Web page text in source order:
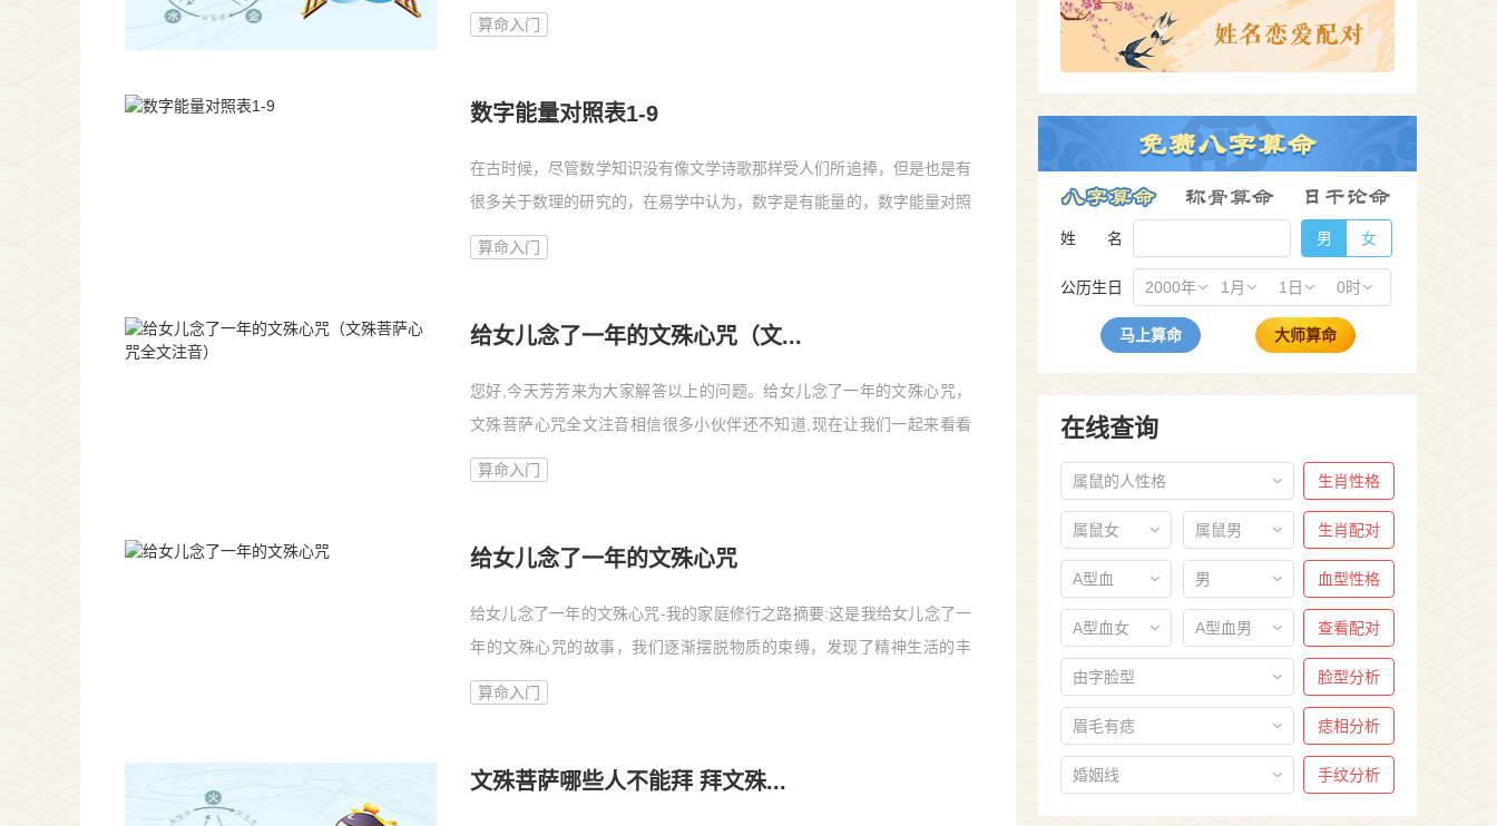
算命入门
数字能量对照表1-9
在古时候，尽管数学知识没有像文学诗歌那样受人们所追捧，但是也是有
很多关于数理的研究的，在易学中认为，数字是有能量的，数字能量对照
表...
算命入门
给女儿念了一年的文殊心咒（文...
您好,今天芳芳来为大家解答以上的问题。给女儿念了一年的文殊心咒，
文殊菩萨心咒全文注音相信很多小伙伴还不知道,现在让我们一起来看看
吧！...
算命入门
给女儿念了一年的文殊心咒
给女儿念了一年的文殊心咒-我的家庭修行之路摘要:这是我给女儿念了一
年的文殊心咒的故事，我们逐渐摆脱物质的束缚，发现了精神生活的丰
富。...
算命入门
文殊菩萨哪些人不能拜 拜文殊...
姓 名 男 女
公历生日 2000年 1月 1日 0时
马上算命 大师算命
在线查询
属鼠的人性格 生肖性格
属鼠女 属鼠男 生肖配对
A型血 男 血型性格
A型血女 A型血男 查看配对
由字脸型 脸型分析
眉毛有痣 痣相分析
婚姻线 手纹分析